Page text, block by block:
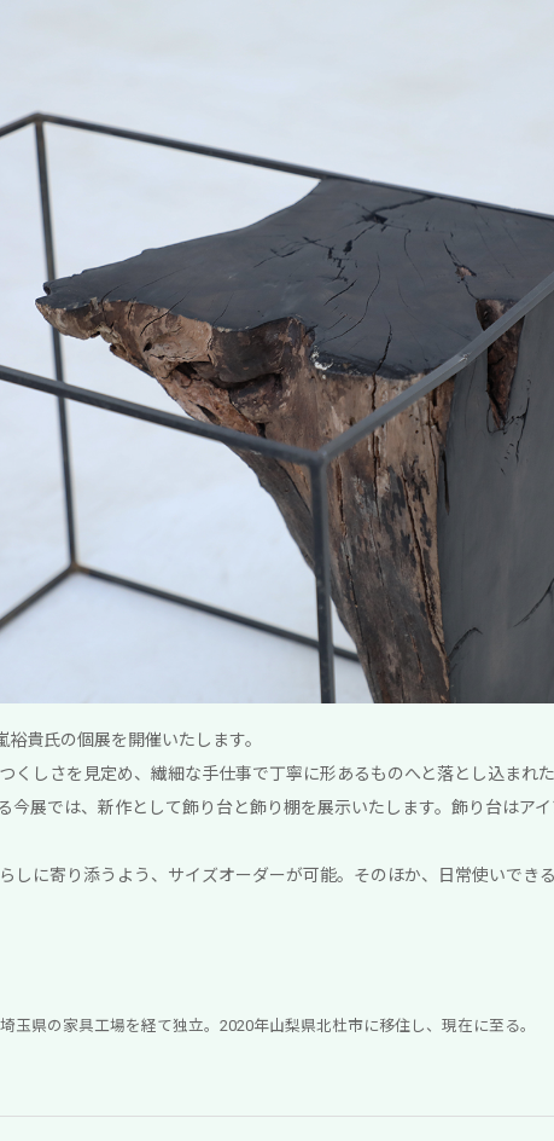
裕貴氏の個展を開催いたします。
くしさを見定め、繊細な手仕事で丁寧に形あるものへと落とし込まれた
今展では、新作として飾り台と飾り棚を展示いたします。飾り台はア
しに寄り添うよう、サイズオーダーが可能。そのほか、日常使いでき
玉県の家具工場を経て独立。2020年山梨県北杜市に移住し、現在に至る。